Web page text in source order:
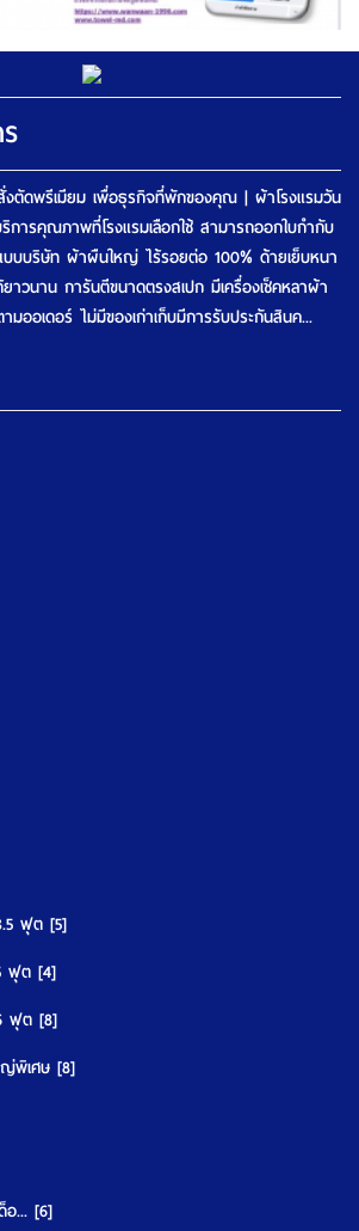
งตัดพรีเมียม เพื่อธุรกิจที่พักของคุณ | ผ้าโรงแรมวัน
การคุณภาพที่โรงแรมเลือกใช้ สามารถออกใบกำกับ
บบริษัท ผ้าผืนใหญ่ ไร้รอยต่อ 100% ด้ายเย็บหนา
วนาน การันตีขนาดตรงสเปก มีเครื่องเช็คหลาผ้า
ออเดอร์ ไม่มีของเก่าเก็บมีการรับประกันสินค...
ฟุต [5]
ฟุต [4]
ฟุต [8]
พิเศษ [8]
... [6]